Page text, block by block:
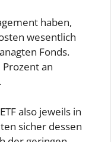
haben,
wesentlich
Fonds.
Prozent an
also jeweils in
sicher dessen